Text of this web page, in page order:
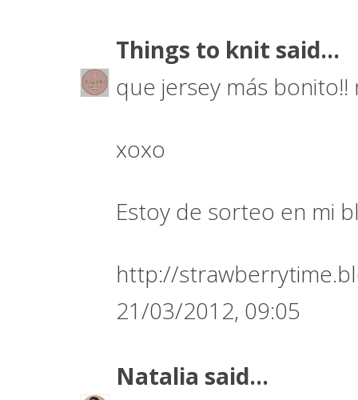
Things to knit said...
que jersey más bonito!!
xoxo
Estoy de sorteo en mi
http://
21/03/2012, 09:05
Natalia said...